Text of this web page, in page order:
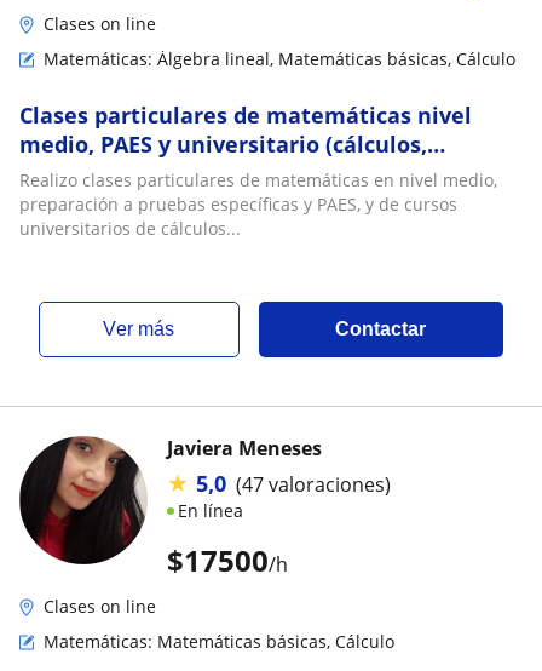
Clases on line
Matemáticas: Álgebra lineal, Matemáticas básicas, Cálculo
Clases particulares de matemáticas nivel
medio, PAES y universitario (cálculos,
álgebras y ec. diferenciales)
Realizo clases particulares de matemáticas en nivel medio,
preparación a pruebas específicas y PAES, y de cursos
universitarios de cálculos...
ver más Contactar
$17500/h
Javiera Meneses
★ 5,0 (47 valoraciones)
En línea
Clases on line
Matemáticas: Matemáticas básicas, Cálculo